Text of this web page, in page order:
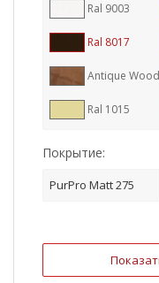
Ral 9003
Ral 8017
Antique Wood
Ral 1015
Покрытие:
PurPro Matt 275